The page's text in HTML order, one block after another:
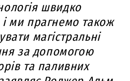
швидко
і ми прагнемо також
магістральні
за допомогою
та паливних